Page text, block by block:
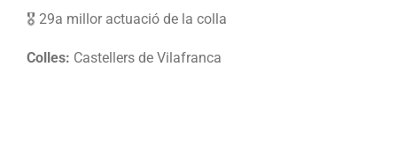
🎖️ 29a millor actuació de la colla
Colles: Castellers de Vilafranca